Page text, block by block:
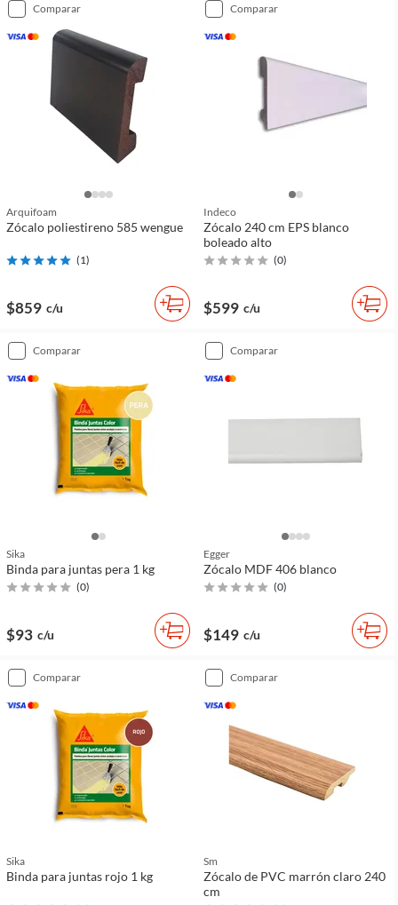
comparar
Arquifoam
Zócalo poliestireno 585 wengue
(1)
$859 c/u
comparar
Indeco
Zócalo 240 cm EPS blanco
boleado alto
(0)
$599 c/u
comparar
Sika
Binda para juntas pera 1 kg
(0)
$93 c/u
comparar
Egger
Zócalo MDF 406 blanco
(0)
$149 c/u
comparar
Sika
Binda para juntas rojo 1 kg
comparar
Sm
Zócalo de PVC marrón claro 240
cm